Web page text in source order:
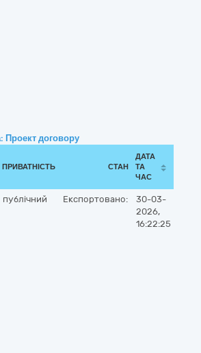
Проект договору
ПРИВАТНІСТЬ СТАН
ДАТА
ТА
ЧАС
публічний Експортовано:
30-03-
2026,
16:22:25